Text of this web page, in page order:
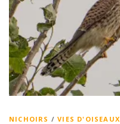
NICHOIRS /VIES D'OISEAUX